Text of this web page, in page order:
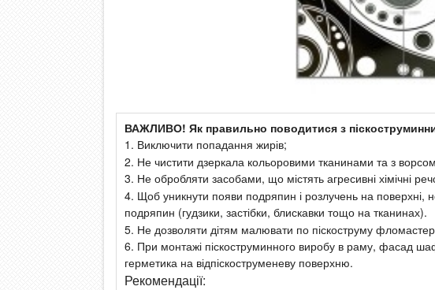
ВАЖЛИВО! Як правильно поводитися з
1. Виключити попадання жирів;
2. Не чистити дзеркала кольоровими тканинами та з
3. Не обробляти засобами, що містять агресивні хімічні
4. Щоб уникнути появи подряпин і розлучень на
подряпин (гудзики, застібки, блискавки тощо на тканинах).
5. Не дозволяти дітям малювати по піскоструму
6. При монтажі піскоструминного виробу в раму, фасад
герметика на відпіскоструменеву поверхню.
Рекомендації: